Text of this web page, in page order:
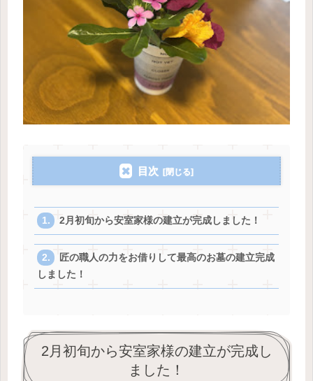
目次
2月初旬から安室家様の建立が完成しました！
匠の職人の力をお借りして最高のお墓の建立完成
しました！
2月初旬から安室家様の建立が完成し
ました！